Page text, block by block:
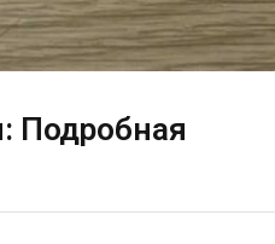
Подробная